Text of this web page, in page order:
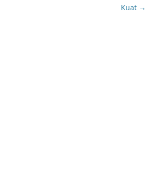
Kuat →